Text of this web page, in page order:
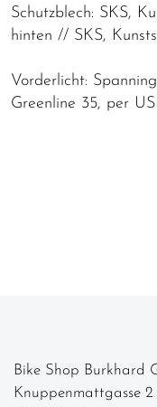
Schutzblech: SKS,
hinten // SKS,
Vorderlicht:
Greenline 35, per
Bike Shop Burkhard
Knuppenmattgasse 2